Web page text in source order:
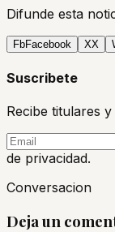
Difunde esta
FbFacebook XX
Suscribete
Recibe titulares
de privacidad.
Conversacion
Deja un